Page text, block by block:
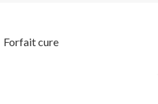
Forfait cure